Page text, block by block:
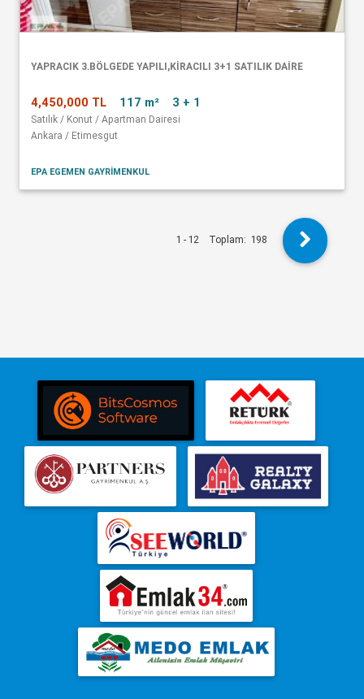
YAPRACIK 3.BÖLGEDE YAPILI,KİRACILI 3+1 SATILIK DAİRE
4,450,000 TL 117 m² 3 + 1
Satılık / Konut / Apartman Dairesi
Ankara / Etimesgut
EPA EGEMEN GAYRİMENKUL
1 - 12 Toplam: 198